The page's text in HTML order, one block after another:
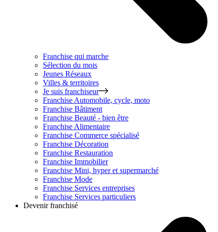
Franchise qui marche
Sélection du mois
Jeunes Réseaux
Villes & territoires
Je suis franchiseur
Franchise Automobile, cycle, moto
Franchise Bâtiment
Franchise Beauté - bien être
Franchise Alimentaire
Franchise Commerce spécialisé
Franchise Décoration
Franchise Restauration
Franchise Immobilier
Franchise Mini, hyper et supermarché
Franchise Mode
Franchise Services entreprises
Franchise Services particuliers
Devenir franchisé